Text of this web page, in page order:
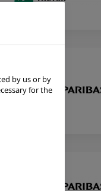
by us or by
for the